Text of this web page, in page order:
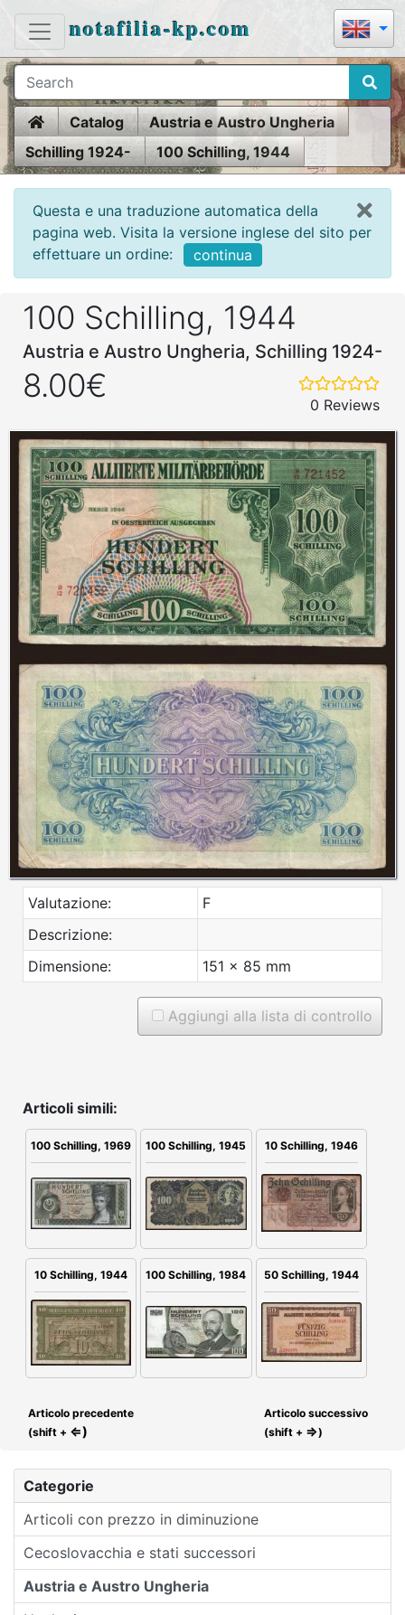
notafilia-kp.com
HomeCatalog
Austria e Austro Ungheria
Schilling 1924-
100 Schilling, 1944
Questa e una traduzione automatica della
pagina web. Visita la versione inglese del sito per
effettuare un ordine:
continua
Categorie
Articoli con prezzo in diminuzione
Cecoslovacchia e stati successori
Austria e Austro Ungheria
100 Schilling, 1944
Austria e Austro Ungheria, Schilling 1924-
8.00€
0 Reviews
Valutazione:
F
Descrizione:
Dimensione:
151 x 85 mm
Aggiungi alla lista di controllo
Articoli simili:
100 Schilling, 1969 100 Schilling, 1945 10 Schilling, 1946
10 Schilling, 1944 100 Schilling, 1984 50 Schilling, 1944
Articolo precedente
(shift + ⇐)
Articolo successivo
(shift + ⇒)